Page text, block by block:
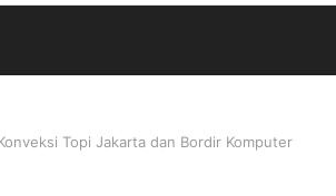
Topi Jakarta dan Bordir Komputer